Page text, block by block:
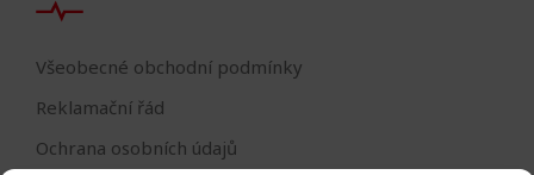
Všeobecné obchodní podmínky
Reklamační řád
Ochrana osobních údajů